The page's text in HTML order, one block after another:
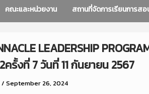
คณะและหน่วยงาน สถานที่จัดการเรียนการสอ
LEADERSHIP
รั้งที่ 7 วันที่ 11 กันยายน 2567
/ September 26, 2024